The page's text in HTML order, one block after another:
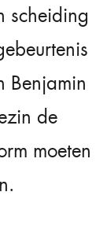
scheiding
Benjamin
de
moeten